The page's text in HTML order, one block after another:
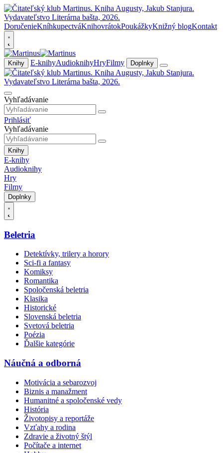
DoručenieKníhkupectváKnihovrátokPoukážkyKnižný blogKontakt
Knihy E-knihyAudioknihyHryFilmy Doplnky
Vyhľadávanie
Prihlásiť
Vyhľadávanie
Knihy
E-knihy
Audioknihy
Hry
Filmy
Doplnky
Beletria
Detektívky, trilery a horory
Sci-fi a fantasy
Komiksy
Romantika
Spoločenská beletria
Klasika
Historické
Slovenská beletria
Svetová beletria
Poézia
Ďalšie kategórie
Náučná a odborná
Motivácia a sebarozvoj
Biznis a manažment
Humanitné a spoločenské vedy
História
Životopisy a reportáže
Vzťahy a rodina
Zdravie a životný štýl
Počítače a internet